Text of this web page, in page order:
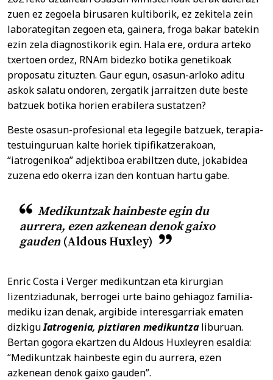
zuen ez zegoela birusaren kultiborik, ez zekitela zein
laborategitan zegoen eta, gainera, froga bakar batekin
ezin zela diagnostikorik egin. Hala ere, ordura arteko
txertoen ordez, RNAm bidezko botika genetikoak
proposatu zituzten. Gaur egun, osasun-arloko aditu
askok salatu ondoren, zergatik jarraitzen dute beste
batzuek botika horien erabilera sustatzen?
Beste osasun-profesional eta legegile batzuek, terapia-
testuinguruan kalte horiek tipifikatzerakoan,
“iatrogenikoa” adjektiboa erabiltzen dute, jokabidea
zuzena edo okerra izan den kontuan hartu gabe.
Medikuntzak hainbeste egin du
aurrera, ezen azkenean denok gaixo
gauden(Aldous Huxley)
Enric Costa i Verger medikuntzan eta kirurgian
lizentziadunak, berrogei urte baino gehiagoz familia-
mediku izan denak, argibide interesgarriak ematen
dizkiguIatrogenia, piztiaren medikuntzaliburuan.
Bertan gogora ekartzen du Aldous Huxleyren esaldia:
“Medikuntzak hainbeste egin du aurrera, ezen
azkenean denok gaixo gauden”.